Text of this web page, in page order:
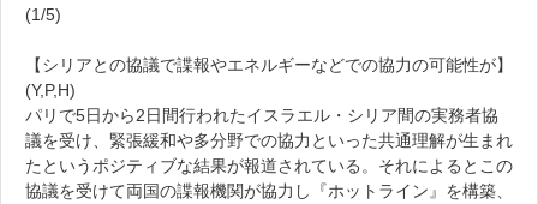
(1/5)
【シリアとの協議で諜報やエネルギーなどでの協力の可能性が】
(Y,P,H)
パリで5日から2日間行われたイスラエル・シリア間の実務者協
議を受け、緊張緩和や多分野での協力といった共通理解が生まれ
たというポジティブな結果が報道されている。それによるとこの
協議を受けて両国の諜報機関が協力し『ホットライン』を構築、